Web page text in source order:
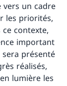
un cadre
les priorités,
ce contexte,
important
présenté
réalisés,
lumière les